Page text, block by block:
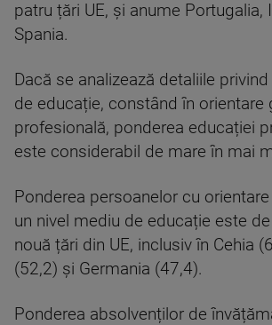
patru țări UE, și anume Portugalia,
Spania.
Dacă se analizează detaliile
de educație, constând în orientare
profesională, ponderea educației
este considerabil de mare în mai
Ponderea persoanelor cu
un nivel mediu de educație este
nouă țări din UE, inclusiv în Cehia
(52,2) și Germania (47,4).
Ponderea absolvenților de